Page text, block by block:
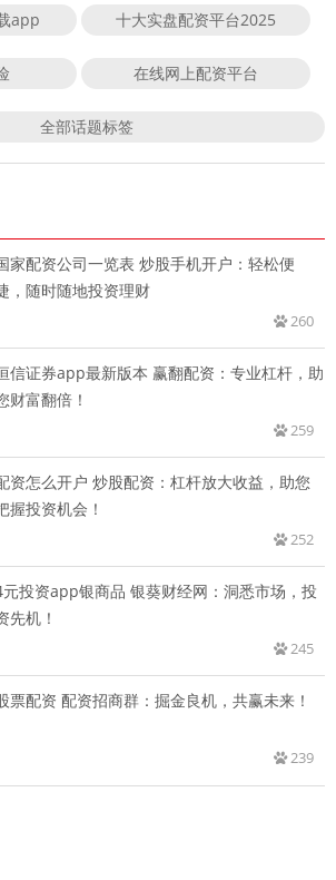
app 十大实盘配资平台2025
在线网上配资平台
全部话题标签
家配资公司一览表 炒股手机开户：轻松便
，随时随地投资理财
260
信证券app最新版本 赢翻配资：专业杠杆，助
财富翻倍！
259
资怎么开户 炒股配资：杠杆放大收益，助您
握投资机会！
252
投资app银商品 银葵财经网：洞悉市场，投
先机！
245
票配资 配资招商群：掘金良机，共赢未来！
239